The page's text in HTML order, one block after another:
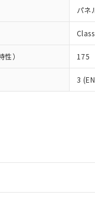
パネ
） 175
3
ロン制御機器販売店や
販売ネットワーク
い。
状況および標準価格結
承諾なく第三者に漏洩
ないようお願いします。
パーツ機能（部品リス
当社の共同利用者が
テル類の４物質については閾
ないことを確認しています。
定月
切り替え状況などに
ることがあります。
。
護使用期限
害物質（10物質）のす
あることを示します。
通常の使用状況下にお
漏えいし、環境に深刻
化学兵器、生物兵器ま
並びにこれらの製造装
たしません。
は、貴社製品を第三者
、上記1、2および3の
三者に通知します。ま
先および販売に係わる
出するおそれがある
在庫なし(最新の在庫状
いては、お客様のお取
たはお客様担当のオムロ
機器販売店・当社販売
認ください)
受注生産機種、また在